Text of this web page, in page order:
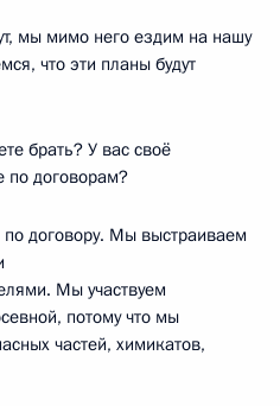
мы мимо него ездим на нашу
что эти планы будут
брать? У вас своё
по договорам?
договору. Мы выстраиваем
Мы участвуем
потому что мы
частей, химикатов,